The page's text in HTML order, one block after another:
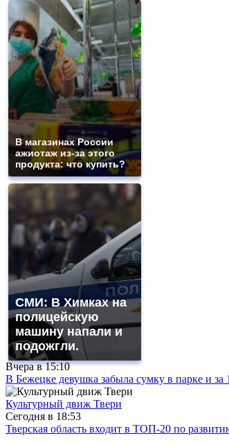
В магазинах России
ажиотаж из-за этого
продукта: что купить?
СМИ: В Химках на
полицейскую
машину напали и
подожгли.
Вчера в15:10
В Бежецке девушка забыла сумку в парке и
Культурный движ Твери
Сегодня в 18:53
Тверская область входит в ТОП-20 по